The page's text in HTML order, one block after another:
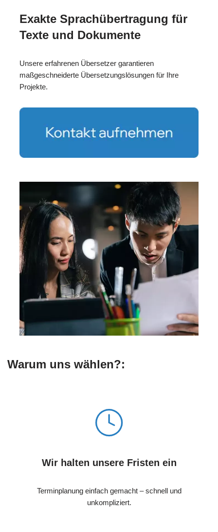
Exakte Sprachübertragung für
Texte und Dokumente
Unsere erfahrenen Übersetzer garantieren
maßgeschneiderte Übersetzungslösungen für Ihre
Projekte.
Warum uns wählen?:
Wir halten unsere Fristen ein
Terminplanung einfach gemacht – schnell und
unkompliziert.